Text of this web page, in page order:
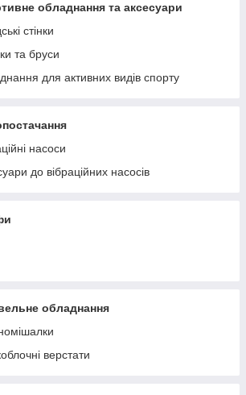
обладнання та аксесуари
стінки
та бруси
для активних видів спорту
насоси
до вібраційних насосів
обладнання
верстати